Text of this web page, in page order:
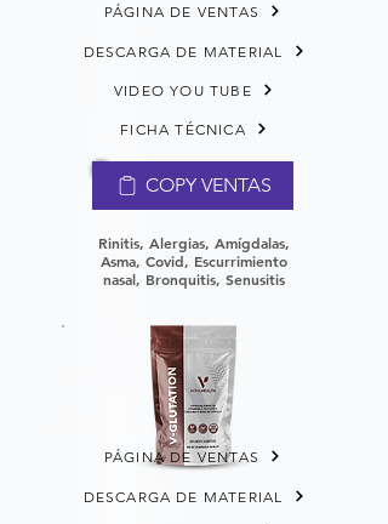
PÁGINA DE VENTAS
DESCARGA DE MATERIAL
VIDEO YOU TUBE
FICHA TÉCNICA
COPY VENTAS
Rinitis, Alergias, Amígdalas,
Asma, Covid, Escurrimiento
nasal, Bronquitis, Senusitis
PÁGINA DE VENTAS
DESCARGA DE MATERIAL